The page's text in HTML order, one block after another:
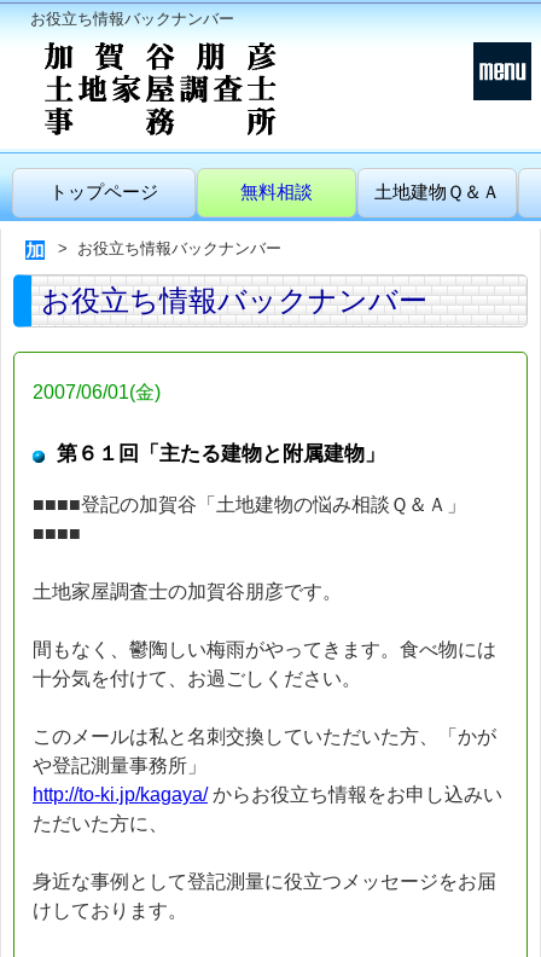
お役立ち情報バックナンバー
トップページ 無料相談 土地建物Ｑ＆Ａ
お役立ち情報バックナンバー
お役立ち情報バックナンバー
2007/06/01(金)
第６１回「主たる建物と附属建物」
■■■■登記の加賀谷「土地建物の悩み相談Ｑ＆Ａ」
■■■■
土地家屋調査士の加賀谷朋彦です。
間もなく、鬱陶しい梅雨がやってきます。食べ物には
十分気を付けて、お過ごしください。
このメールは私と名刺交換していただいた方、「かが
や登記測量事務所」
http://to-ki.jp/kagaya/からお役立ち情報をお申し込みい
ただいた方に、
身近な事例として登記測量に役立つメッセージをお届
けしております。